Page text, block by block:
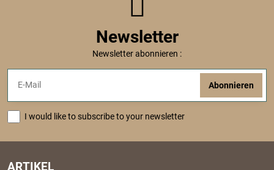
Newsletter
Newsletter abonnieren :
Abonnieren
I would like to subscribe to your newsletter
ARTIKEL